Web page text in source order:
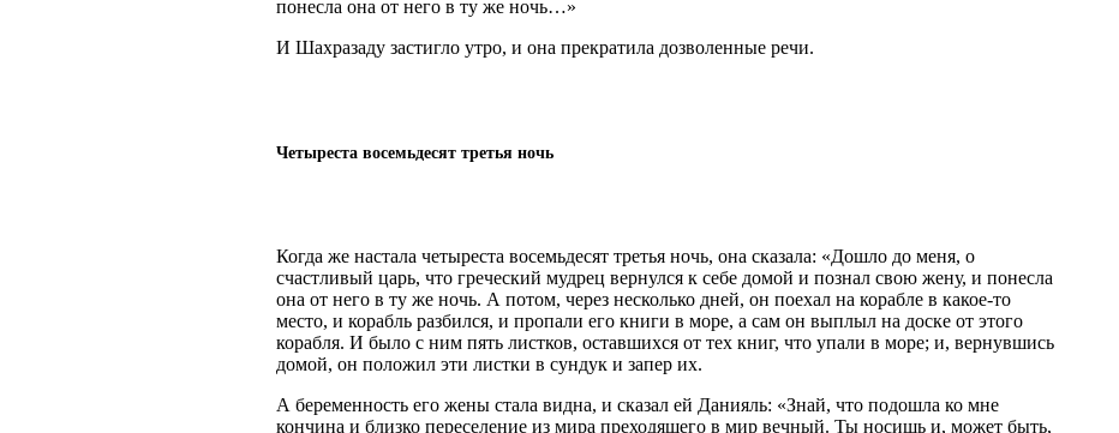
понесла она от него в ту же ночь…»
И Шахразаду застигло утро, и она прекратила дозволенные речи.
Четыреста восемьдесят третья ночь
Когда же настала четыреста восемьдесят третья ночь, она сказала: «Дошло до меня, о
счастливый царь, что греческий мудрец вернулся к себе домой и познал свою жену, и понесла
она от него в ту же ночь. А потом, через несколько дней, он поехал на корабле в какое-то
место, и корабль разбился, и пропали его книги в море, а сам он выплыл на доске от этого
корабля. И было с ним пять листков, оставшихся от тех книг, что упали в море; и, вернувшись
домой, он положил эти листки в сундук и запер их.
А беременность его жены стала видна, и сказал ей Данияль: «Знай, что подошла ко мне
кончина и близко переселение из мира преходящего в мир вечный. Ты носишь и, может быть,